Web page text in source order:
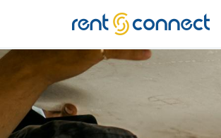
RENT'N
CONNECT